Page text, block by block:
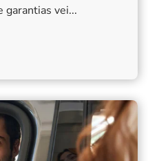
garantias vei...